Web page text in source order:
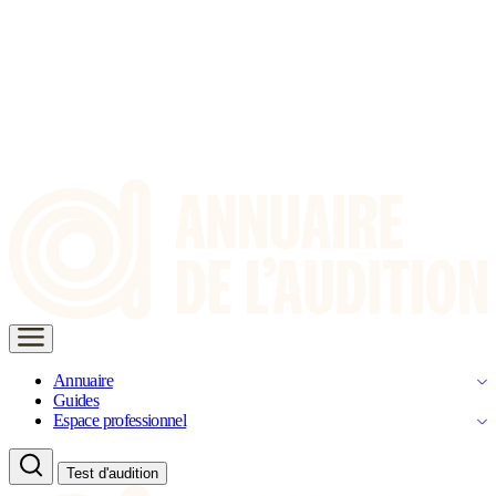
Annuaire
Guides
Espace professionnel
Test d'audition